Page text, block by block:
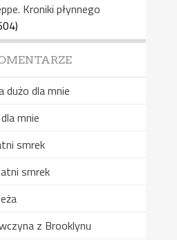
Kroniki płynnego
dużo dla mnie
mnie
smrek
smrek
z Brooklynu